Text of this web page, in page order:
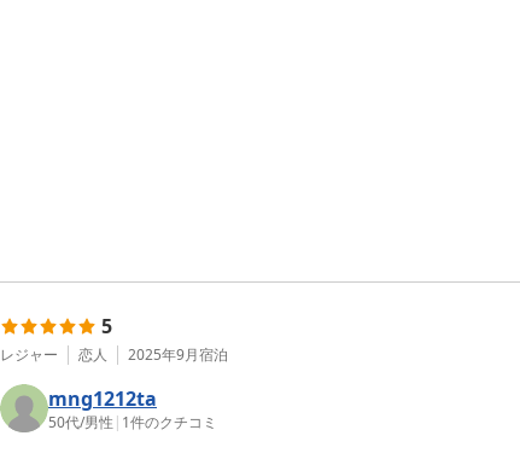
5
レジャー 恋人 2025年9月宿泊
mng1212ta
50代/男性 | 1件のクチコミ